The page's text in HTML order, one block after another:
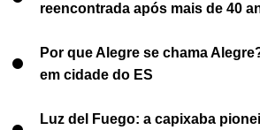
reencontrada após mais de 40
Por que Alegre se chama
em cidade do ES
Luz del Fuego: a capixaba